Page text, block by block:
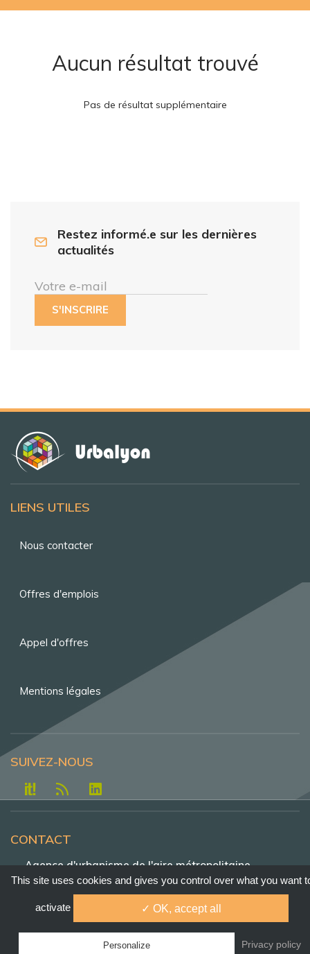
Aucun résultat trouvé
Pas de résultat supplémentaire
Restez informé.e sur les dernières
actualités
Votre e-mail
LIENS UTILES
Menu
de
Nous contacter
Offres d'emplois
Appel d'offres
Mentions légales
CONTACT
Agence d'urbanisme de l'aire métropolitaine
lyonnaise - Tour Part-Dieu, 23e étage , 129 rue
Tél. +33 4 81 92 33 00
agence@urbalyon.org
SUIVEZ-NOUS
This site uses cookies and gives you control over what you want
activate ✓ OK, accept all
Personalize Privacy policy